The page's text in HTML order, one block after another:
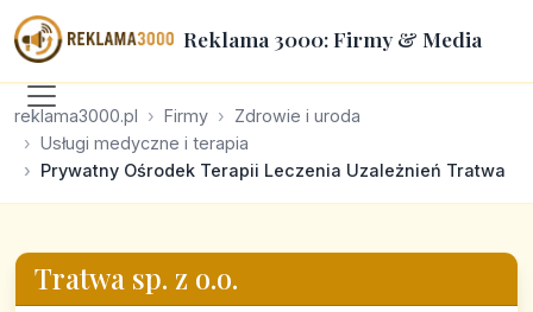
Reklama 3000: Firmy & Media
reklama3000.pl Firmy
Zdrowie i uroda
Usługi medyczne i terapia
Prywatny Ośrodek Terapii Leczenia Uzależnień Tratwa
Tratwa sp. z o.o.